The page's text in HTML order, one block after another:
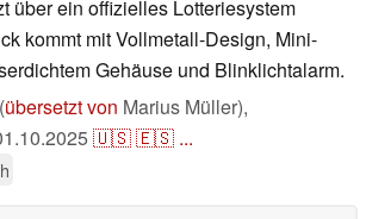
über ein offizielles Lotteriesystem
kommt mit Vollmetall-Design, Mini-
Gehäuse und Blinklichtalarm.
übersetzt von Marius Müller),
🇺🇸🇪🇸 ...